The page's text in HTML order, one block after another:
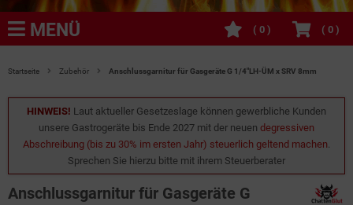
MENÜ ( 0 )
( 0 )
Startseite Zubehör Anschlussgarnitur für Gasgeräte G 1/4"LH-ÜM x SRV 8mm
HINWEIS! Laut aktueller Gesetzeslage können gewerbliche Kunden
unsere Gastrogeräte bis Ende 2027 mit der neuen degressiven
Abschreibung (bis zu 30% im ersten Jahr) steuerlich geltend machen.
Sprechen Sie hierzu bitte mit ihrem Steuerberater
Anschlussgarnitur für Gasgeräte G